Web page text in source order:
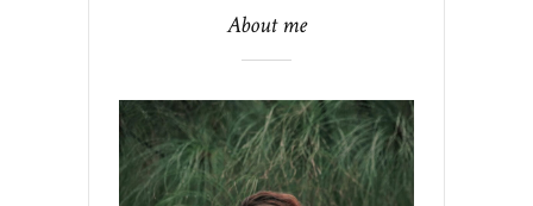
About me